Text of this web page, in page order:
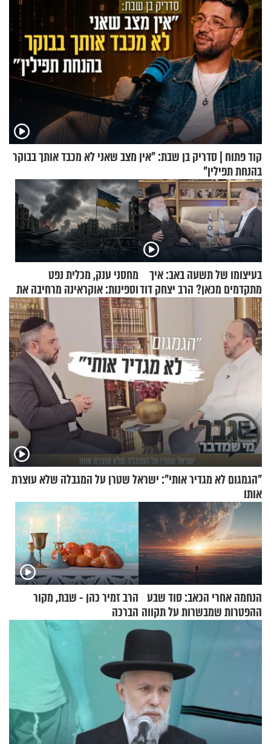
קוד פתוח | סדריק בן שבת: "אין מצב שאני לא מכבד אותך בבוקר
בהנחת תפילין"
בעיצומו של תשעה באב: איך
מתקדמים מכאן? הרב יצחק דוד
גרוסמן בשיחה מיוחדת
מחסני ענק, מכלית נפט
וספינות: אוקראינה מרחיבה את
התקיפות בעומק רוסיה
"הגמגום לא מגדיר אותי": ישראל שטרן על המגבלה שלא עוצרת
אותו
הנחמה אחרי הכאב: סוד שבע
ההפטרות שמבשרות על תקווה
וגאולה
הרב זמיר כהן - שבת, מקור
הברכה